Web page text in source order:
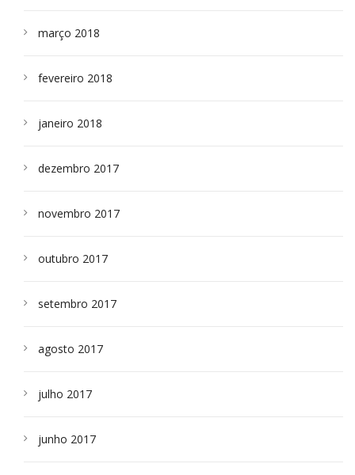
março 2018
fevereiro 2018
janeiro 2018
dezembro 2017
novembro 2017
outubro 2017
setembro 2017
agosto 2017
julho 2017
junho 2017